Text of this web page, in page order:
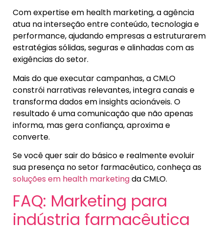
Com expertise em health marketing, a agência
atua na interseção entre conteúdo, tecnologia e
performance, ajudando empresas a estruturarem
estratégias sólidas, seguras e alinhadas com as
exigências do setor.
Mais do que executar campanhas, a CMLO
constrói narrativas relevantes, integra canais e
transforma dados em insights acionáveis. O
resultado é uma comunicação que não apenas
informa, mas gera confiança, aproxima e
converte.
Se você quer sair do básico e realmente evoluir
sua presença no setor farmacêutico, conheça as
soluções em health marketingda CMLO.
FAQ: Marketing para
indústria farmacêutica